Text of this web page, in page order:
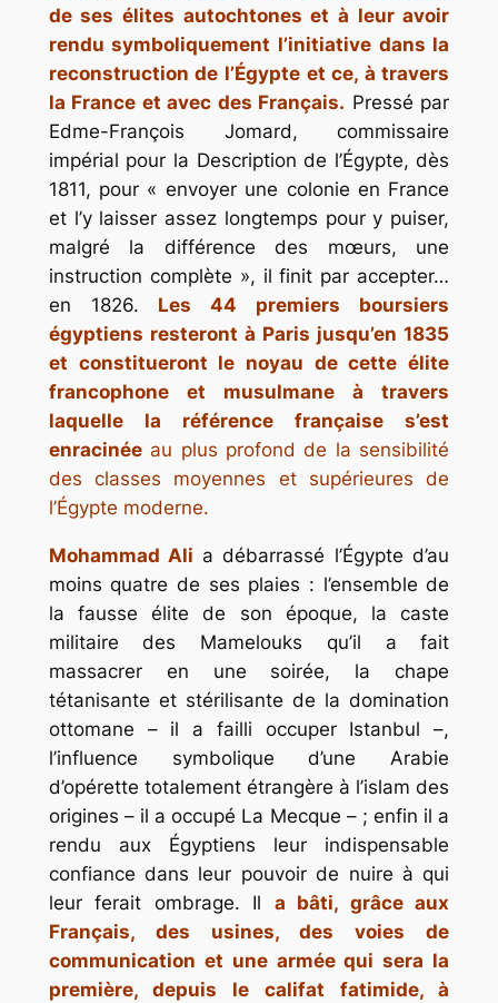
de ses élites autochtones et à leur avoir
rendu symboliquement l’initiative dans la
reconstruction de l’Égypte et ce, à travers
la France et avec des Français. Pressé par
Edme-François Jomard, commissaire
impérial pour la Description de l’Égypte,dès
1811, pour « envoyer une colonie en France
et l’y laisser assez longtemps pour y puiser,
malgré la différence des mœurs, une
instruction complète », il finit par accepter…
en 1826. Les 44 premiers boursiers
égyptiens resteront à Paris jusqu’en 1835
et constitueront le noyau de cette élite
francophone et musulmane à travers
laquelle la référence française s’est
enracinéeau plus profond de la sensibilité
des classes moyennes et supérieures de
l’Égypte moderne.
Mohammad Ali a débarrassé l’Égypte d’au
moins quatre de ses plaies : l’ensemble de
la fausse élite de son époque, la caste
militaire des Mamelouks qu’il a fait
massacrer en une soirée, la chape
tétanisante et stérilisante de la domination
ottomane – il a failli occuper Istanbul –,
l’influence symbolique d’une Arabie
d’opérette totalement étrangère à l’islam des
origines – il a occupé La Mecque – ; enfin il a
rendu aux Égyptiens leur indispensable
confiance dans leur pouvoir de nuire à qui
leur ferait ombrage. Il a bâti, grâce aux
Français, des usines, des voies de
communication et une armée qui sera la
première, depuis le califat fatimide, à